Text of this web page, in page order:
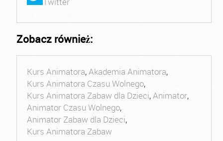
Zobacz również:
Kurs Animatora,Akademia Animatora,
Kurs Animatora Czasu Wolnego,
Kurs Animatora Zabaw dla Dzieci,Animator,
Animator Czasu Wolnego,
Animator Zabaw dla Dzieci,
Kurs Animatora Zabaw